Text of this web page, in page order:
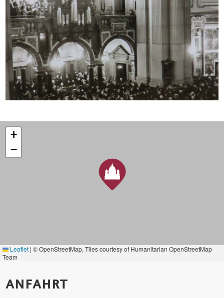
Berliner Dom, 1931
+
−
Leaflet | © OpenStreetMap, Tiles courtesy of Humanitarian OpenStreetMap
Team
ANFAHRT